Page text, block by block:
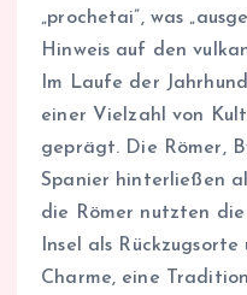
„prochetai”, was
Hinweis auf den
Im Laufe der
einer Vielzahl von
geprägt. Die Römer,
Spanier hinterließen
die Römer nutzten
Insel als
Charme, eine